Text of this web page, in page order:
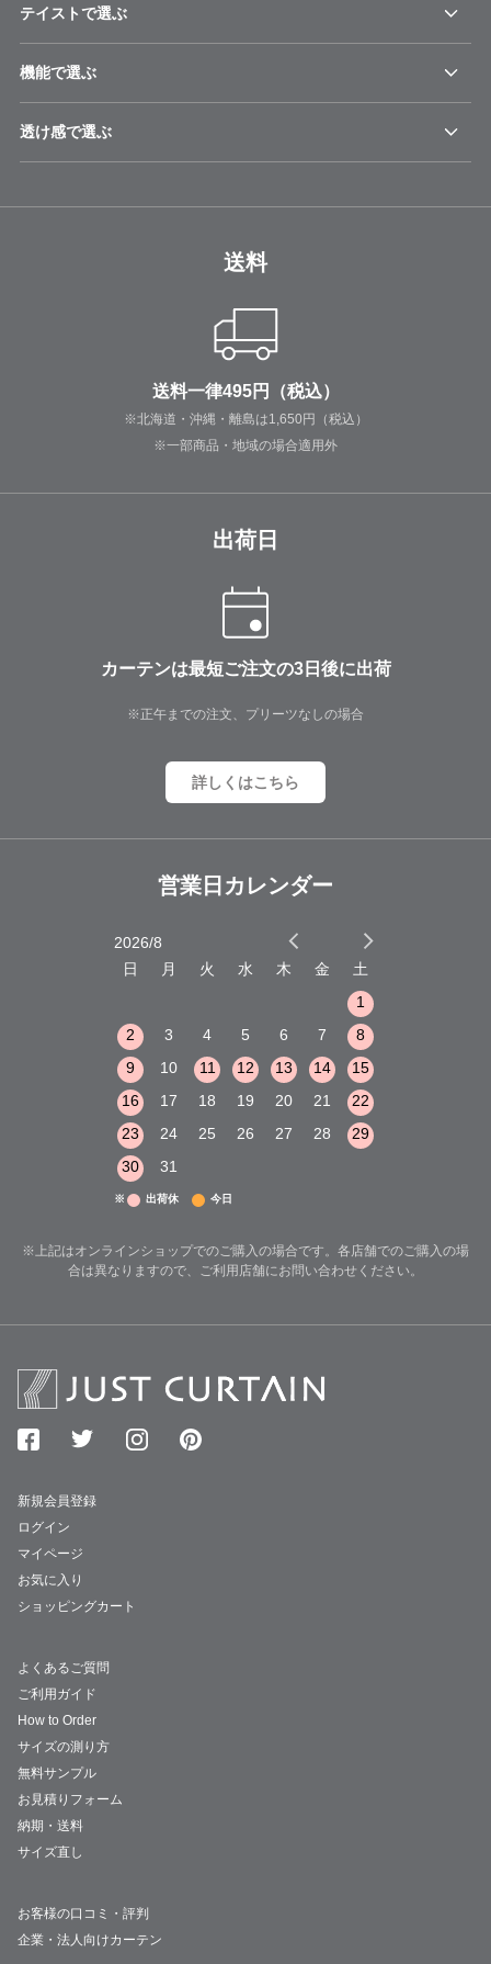
テイストで選ぶ
機能で選ぶ
透け感で選ぶ
送料
送料一律495円（税込）
※北海道・沖縄・離島は1,650円（税込）
※一部商品・地域の場合適用外
出荷日
カーテンは最短ご注文の3日後に出荷
※正午までの注文、プリーツなしの場合
詳しくはこちら
営業日カレンダー
2026/8
日
月 火 水 木 金
土
1
2
3 4 5 6 7
8
9
10 11 12 13 14
15
16
17 18 19 20 21
22
23
24 25 26 27 28
29
30
31
※ 出荷休 今日
※上記はオンラインショップでのご購入の場合です。各店舗でのご購入の場
合は異なりますので、ご利用店舗にお問い合わせください。
新規会員登録
ログイン
マイページ
お気に入り
ショッピングカート
よくあるご質問
ご利用ガイド
How to Order
サイズの測り方
無料サンプル
お見積りフォーム
納期・送料
サイズ直し
お客様の口コミ・評判
企業・法人向けカーテン